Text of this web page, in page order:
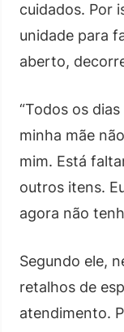
cuidados. Por
unidade para
aberto,
“Todos os
minha mãe
mim. Está
outros itens.
agora não
Segundo ele,
retalhos de
atendimento.